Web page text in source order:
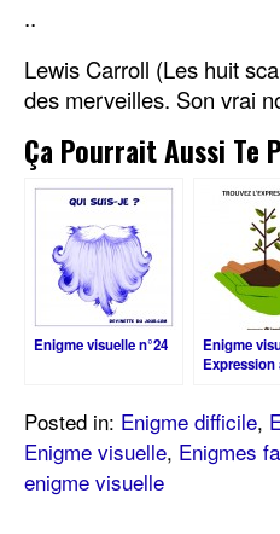
..
Lewis Carroll (Les huit
des merveilles. Son vrai
Ça Pourrait Aussi Te
Enigme visuelle n°24
Enigme
Expression
Posted in: Enigme difficile,
Enigme visuelle, Enigmes
enigme visuelle